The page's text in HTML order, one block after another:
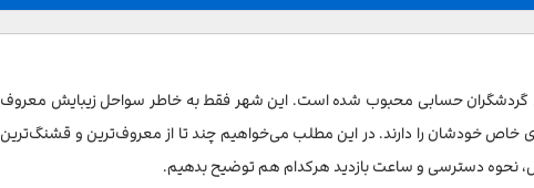
گردشگران حسابی محبوب شده است. این شهر فقط به خاطر سواحل زیبایش معروف
خاص خودشان را دارند. در این مطلب می‌خواهیم چند تا از معروف‌ترین و قشنگ‌ترین
نحوه دسترسی و ساعت بازدید هرکدام هم توضیح بدهیم.